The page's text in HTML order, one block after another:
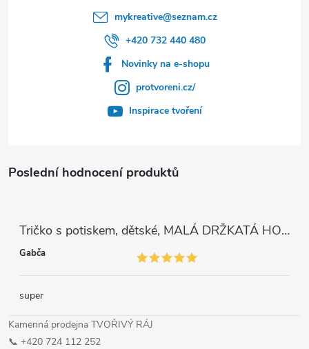
Poslední hodnocení produktů
Tričko s potiskem, dětské, MALÁ DRŽKATÁ HOLKA, 1 ks
Gabča
super
Kamenná prodejna TVOŘIVÝ RÁJ
📞 +420 724 112 252
mykreative@seznam.cz
+420 732 440 480
Novinky na e-shopu
protvoreni.cz/
Inspirace tvoření